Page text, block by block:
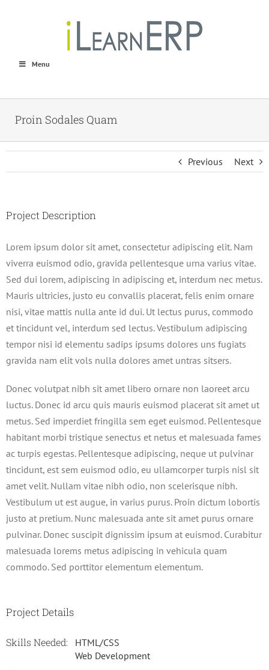
Menu
Proin Sodales Quam
Previous Next
Project Description
Lorem ipsum dolor sit amet, consectetur adipiscing elit. Nam
viverra euismod odio, gravida pellentesque urna varius vitae.
Sed dui lorem, adipiscing in adipiscing et, interdum nec metus.
Mauris ultricies, justo eu convallis placerat, felis enim ornare
nisi, vitae mattis nulla ante id dui. Ut lectus purus, commodo
et tincidunt vel, interdum sed lectus. Vestibulum adipiscing
tempor nisi id elementu sadips ipsums dolores uns fugiats
gravida nam elit vols nulla dolores amet untras sitsers.
Donec volutpat nibh sit amet libero ornare non laoreet arcu
luctus. Donec id arcu quis mauris euismod placerat sit amet ut
metus. Sed imperdiet fringilla sem eget euismod. Pellentesque
habitant morbi tristique senectus et netus et malesuada fames
ac turpis egestas. Pellentesque adipiscing, neque ut pulvinar
tincidunt, est sem euismod odio, eu ullamcorper turpis nisl sit
amet velit. Nullam vitae nibh odio, non scelerisque nibh.
Vestibulum ut est augue, in varius purus. Proin dictum lobortis
justo at pretium. Nunc malesuada ante sit amet purus ornare
pulvinar. Donec suscipit dignissim ipsum at euismod. Curabitur
malesuada lorems metus adipiscing in vehicula quam
commodo. Sed porttitor elementum elementum.
Project Details
Skills Needed:
HTML/CSS
Web Development